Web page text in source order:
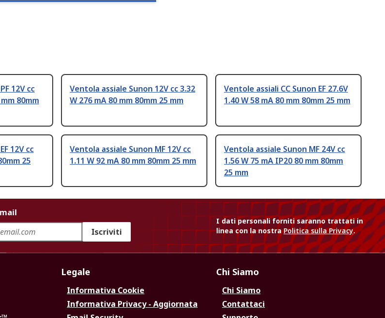
12V cc
80mm
Ventola assiale Sunon 12V cc 3.32
W 276 mA 80 mm 80mm 25 mm
Ventole assiali CC Sunon EF 27.6V
1.40 W 58 mA 80 mm 80mm 25 mm
12V cc
25
Ventola assiale Sunon MF 12V cc
1.11 W 92 mA 80 mm 80mm 25 mm
Ventola assiale Sunon MF 24V cc
1.56 W 75 mA IP20 80 mm 80mm
25 mm
Iscriviti
I dati personali forniti saranno trattati in
linea con la nostraPolitica sulla Privacy.
Legale
Informativa Cookie
Informativa Privacy - Aggiornata
Chi Siamo
Chi Siamo
Contattaci